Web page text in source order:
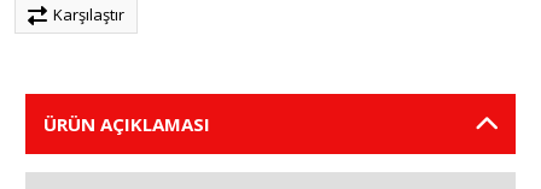
Karşılaştır
ÜRÜN AÇIKLAMASI